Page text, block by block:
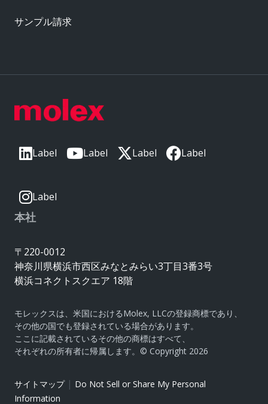
Label Label Label Label
Label
本社
〒220-0012
神奈川県横浜市西区みなとみらい3丁目3番3号
横浜コネクトスクエア 18階
モレックスは、米国におけるMolex, LLCの登録商標であり、
その他の国でも登録されている場合があります。
ここに記載されているその他の商標はすべて、
それぞれの所有者に帰属します。© Copyright 2026
サイトマップ| Do Not Sell or Share My Personal
Information
サンプル請求